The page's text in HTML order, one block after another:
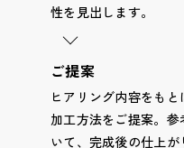
性を見出します。
ご提案
ヒアリング内容をもと
加工方法をご提案。
いて、完成後の仕上